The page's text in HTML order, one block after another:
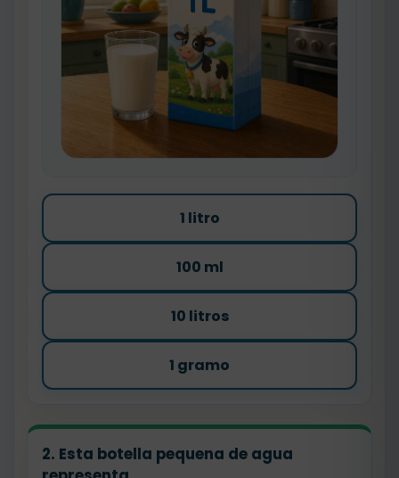
1 litro
100 ml
10 litros
1 gramo
2. Esta botella pequena de agua